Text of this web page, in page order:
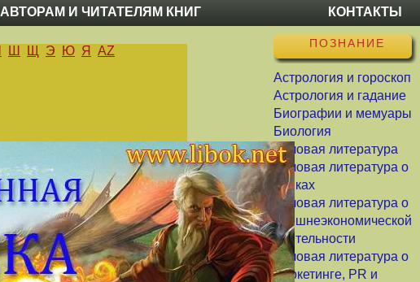
АВТОРАМ И ЧИТАТЕЛЯМ КНИГ КОНТАКТЫ
ПОЗНАНИЕ
Астрология и гороскоп
Астрология и гадание
Биографии и мемуары
Биология
Деловая литература
Деловая литература о
банках
Деловая литература о
внешнеэкономической
деятельности
Деловая литература о
маркетинге, PR и
Ш Щ Э Ю Я AZ